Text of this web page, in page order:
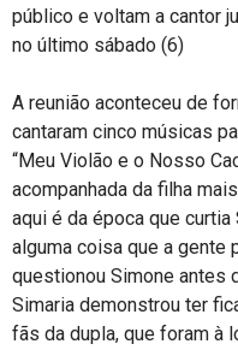
público e voltam a cantor
no último sábado (6)
A reunião aconteceu de
cantaram cinco músicas
“Meu Violão e o Nosso
acompanhada da filha
aqui é da época que
alguma coisa que a gente
questionou Simone antes
Simaria demonstrou ter
fãs da dupla, que foram à